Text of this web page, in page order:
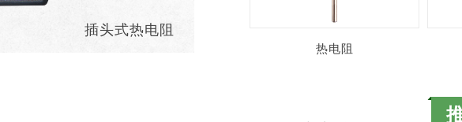
插头式热电阻
热电阻